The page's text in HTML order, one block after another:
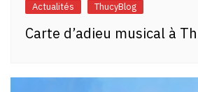
Actualités ThucyBlog
Carte d’adieu musical à